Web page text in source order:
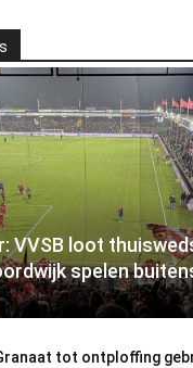
VVSB loot
spelen
tot ontploffing